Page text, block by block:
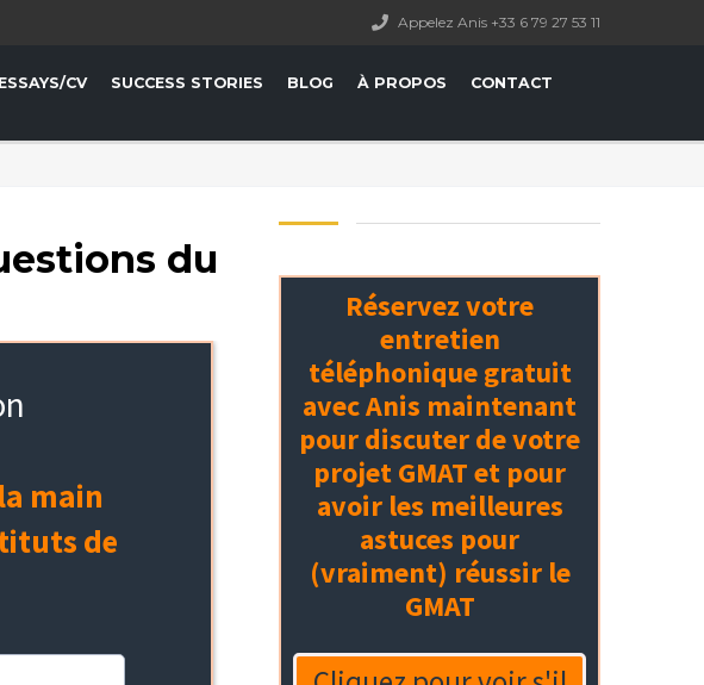
Appelez Anis +33 6 79 27 53 11
ESSAYS/CV SUCCESS STORIES BLOG À PROPOS CONTACT
du